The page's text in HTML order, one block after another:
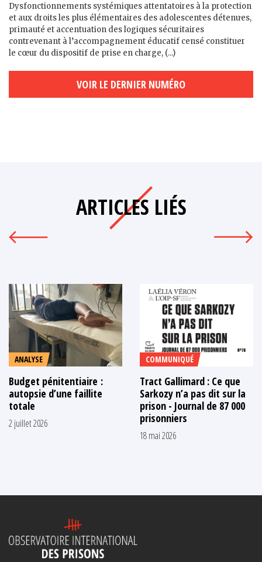
Dysfonctionnements systémiques attentatoires à la protection
et aux droits les plus élémentaires des adolescent·es détenu·es,
primauté et accentuation des logiques sécuritaires
contrevenant à l’accompagnement éducatif censé constituer
le cœur du dispositif de prise en charge, (...)
VOIR LE DERNIER NUMÉRO
ARTICLES LIÉS
ANALYSE
Budget pénitentiaire :
autopsie d’une faillite
totale
2 juillet 2026
COMMUNIQUÉ
Tract Gallimard : Ce que
Sarkozy n’a pas dit sur la
prison - Journal de 87 000
prisonniers
18 mai 2026